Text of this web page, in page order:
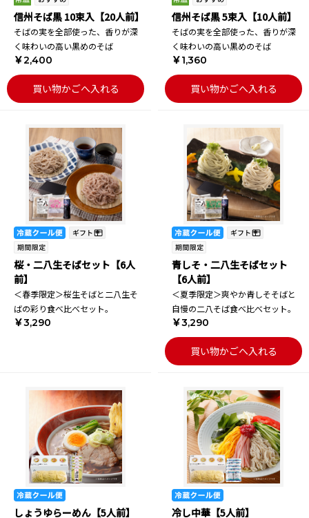
信州そば黒 10束入【20人前】
そばの実を全部使った、香りが深
く味わいの高い黒めのそば
￥2,400
買い物かごへ入れる
信州そば黒 5束入【10人前】
そばの実を全部使った、香りが深
く味わいの高い黒めのそば
￥1,360
買い物かごへ入れる
桜・二八生そばセット【6人
前】
＜春季限定＞桜生そばと二八生そ
ばの彩り食べ比べセット。
￥3,290
青しそ・二八生そばセット
【6人前】
＜夏季限定＞爽やか青しそそばと
自慢の二八そば食べ比べセット。
￥3,290
買い物かごへ入れる
しょうゆらーめん【5人前】 冷し中華【5人前】